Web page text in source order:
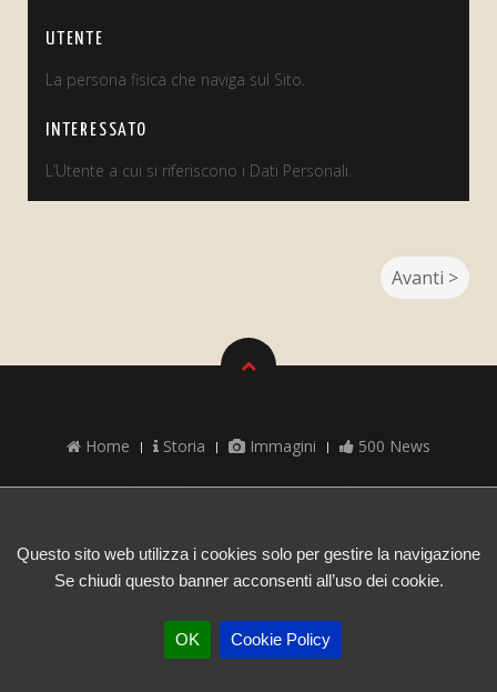
UTENTE
La persona fisica che naviga sul Sito.
INTERESSATO
L’Utente a cui si riferiscono i Dati Personali.
Avanti >
Home Storia Immagini 500 News
FIAT500VDA"Sulla Strada di Annibale"| email -
info@fiat500vda.it
This opera is licensed under a
Creative Commons Attribuzione - Non
Questo sito web utilizza i cookies solo per gestire la navigazione
Se chiudi questo banner acconsenti all’uso dei cookie.
OK Cookie Policy